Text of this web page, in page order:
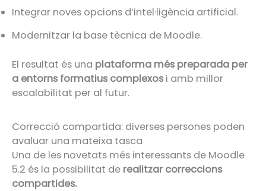
Integrar noves opcions d’intel·ligència artificial.
Modernitzar la base tècnica de Moodle.
El resultat és una plataforma més preparada per
a entorns formatius complexos i amb millor
escalabilitat per al futur.
Correcció compartida: diverses persones poden
avaluar una mateixa tasca
Una de les novetats més interessants de Moodle
5.2 és la possibilitat de realitzar correccions
compartides.